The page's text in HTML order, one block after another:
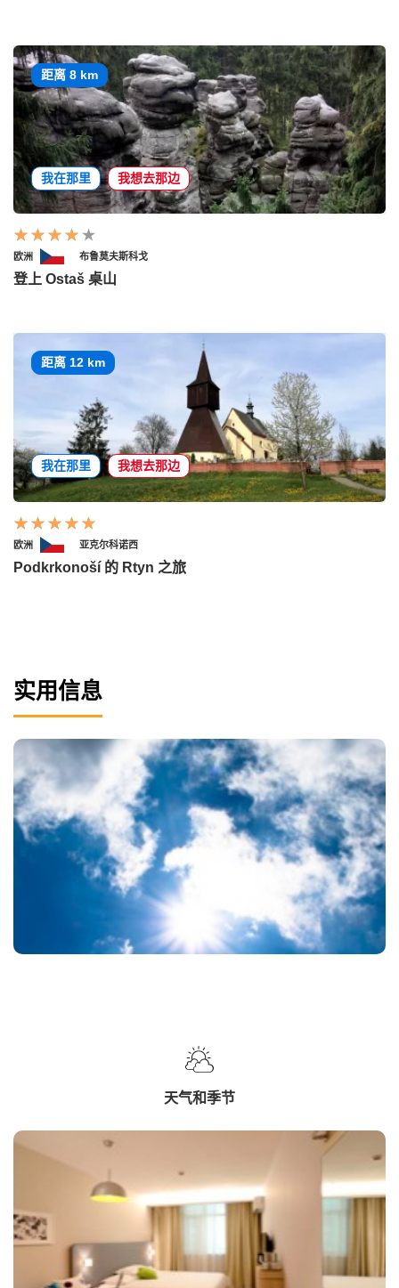
距离 8 km
我在那里 我想去那边
欧洲 布鲁莫夫斯科戈
登上 Ostaš 桌山
距离 12 km
我在那里 我想去那边
欧洲 亚克尔科诺西
Podkrkonoší 的 Rtyn 之旅
实用信息
天气和季节